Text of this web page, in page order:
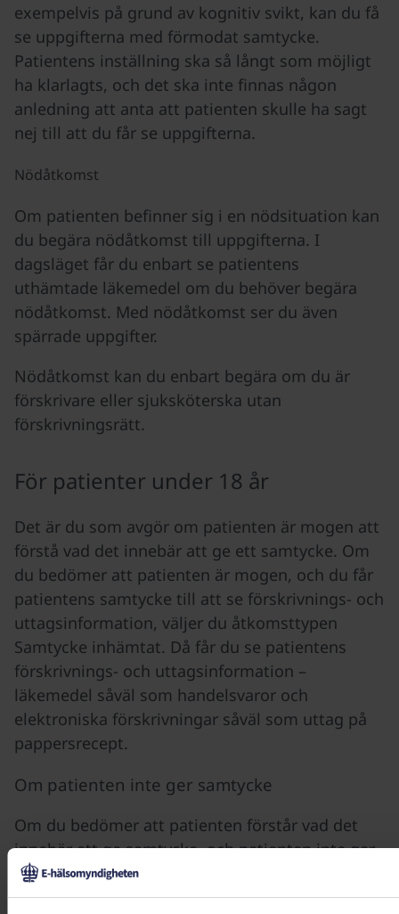
exempelvis på grund av kognitiv svikt, kan du få
se uppgifterna med förmodat samtycke.
Patientens inställning ska så långt som möjligt
ha klarlagts, och det ska inte finnas någon
anledning att anta att patienten skulle ha sagt
nej till att du får se uppgifterna.
Nödåtkomst
Om patienten befinner sig i en nödsituation kan
du begära nödåtkomst till uppgifterna. I
dagsläget får du enbart se patientens
uthämtade läkemedel om du behöver begära
nödåtkomst. Med nödåtkomst ser du även
spärrade uppgifter.
Nödåtkomst kan du enbart begära om du är
förskrivare eller sjuksköterska utan
förskrivningsrätt.
För patienter under 18 år
Det är du som avgör om patienten är mogen att
förstå vad det innebär att ge ett samtycke. Om
du bedömer att patienten är mogen, och du får
patientens samtycke till att se förskrivnings- och
uttagsinformation, väljer du åtkomsttypen
Samtycke inhämtat. Då får du se patientens
förskrivnings- och uttagsinformation –
läkemedel såväl som handelsvaror och
elektroniska förskrivningar såväl som uttag på
pappersrecept.
Om patienten inte ger samtycke
Om du bedömer att patienten förstår vad det
innebär att ge samtycke, och patienten inte ger
sitt samtycke, kan du välja
Som förskrivare av läkemedel får du då veta om